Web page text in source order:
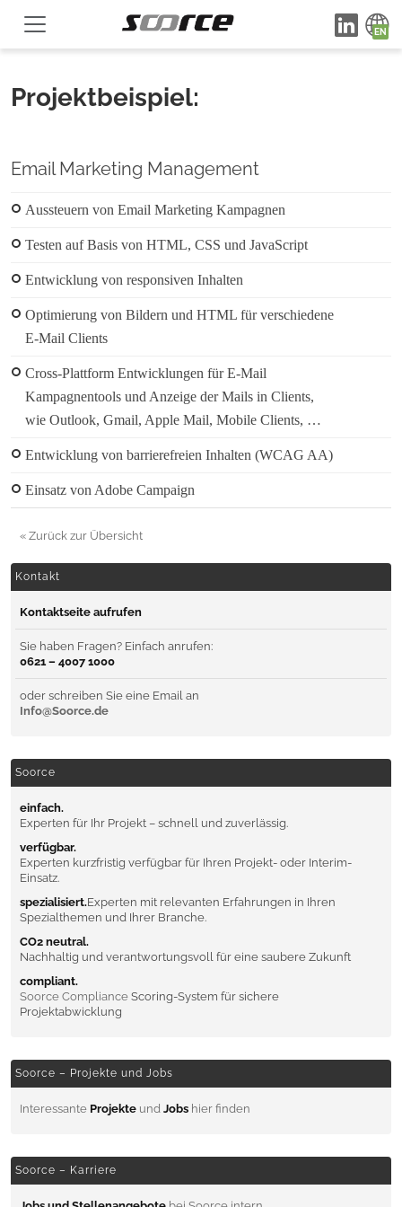
Projektbeispiel:
Email Marketing Management
Aussteuern von Email Marketing Kampagnen
Testen auf Basis von HTML, CSS und JavaScript
Entwicklung von responsiven Inhalten
Optimierung von Bildern und HTML für verschiedene
E-Mail Clients
Cross-Plattform Entwicklungen für E-Mail
Kampagnentools und Anzeige der Mails in Clients,
wie Outlook, Gmail, Apple Mail, Mobile Clients, …
Entwicklung von barrierefreien Inhalten (WCAG AA)
Einsatz von Adobe Campaign
« Zurück zur Übersicht
Kontakt
Kontaktseite aufrufen
Sie haben Fragen? Einfach anrufen:
0621 – 4007 1000
oder schreiben Sie eine Email an
Info@Soorce.de
Soorce
einfach.
Experten für Ihr Projekt – schnell und zuverlässig.
verfügbar.
Experten kurzfristig verfügbar für Ihren Projekt- oder Interim-
Einsatz.
spezialisiert.Experten mit relevanten Erfahrungen in Ihren
Spezialthemen und Ihrer Branche.
CO2 neutral.
Nachhaltig und verantwortungsvoll für eine saubere Zukunft
compliant.
Soorce Compliance Scoring-System für sichere
Projektabwicklung
Soorce – Projekte und Jobs
Interessante Projekte und Jobs hier finden
Soorce – Karriere